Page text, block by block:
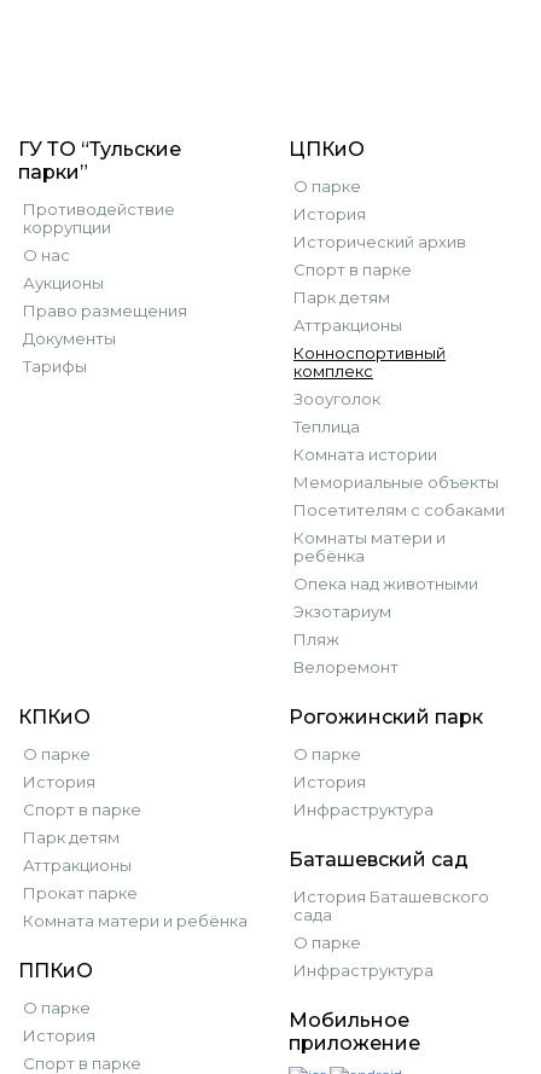
ГУ ТО “Тульские
парки”
Противодействие
коррупции
О нас
Аукционы
Право размещения
Документы
Тарифы
ЦПКиО
О парке
История
Исторический архив
Спорт в парке
Парк детям
Аттракционы
Конноспортивный
комплекс
Зооуголок
Теплица
Комната истории
Мемориальные объекты
Посетителям с собаками
Комнаты матери и
ребёнка
Опека над животными
Экзотариум
Пляж
Велоремонт
КПКиО
О парке
История
Спорт в парке
Парк детям
Аттракционы
Прокат парке
Комната матери и ребёнка
ППКиО
О парке
История
Спорт в парке
Рогожинский парк
О парке
История
Инфраструктура
Баташевский сад
История Баташевского
сада
О парке
Инфраструктура
Мобильное
приложение